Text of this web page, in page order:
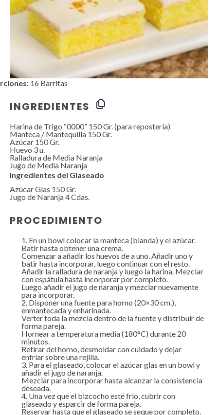
16 Barritas
INGREDIENTES
Harina de Trigo “0000” 150 Gr. (para repostería)
Manteca / Mantequilla 150 Gr.
Azúcar 150 Gr.
Huevo 3u.
Ralladura de Media Naranja
Jugo de Media Naranja
Ingredientes del Glaseado
Azúcar Glas 150 Gr.
Jugo de Naranja 4 Cdas.
PROCEDIMIENTO
En un bowl colocar la manteca (blanda) y el azúcar.
Batir hasta obtener una crema.
Comenzar a añadir los huevos de a uno. Añadir uno y
batir hasta incorporar, luego continuar con el resto.
Añadir la ralladura de naranja y luego la harina. Mezclar
con espátula hasta incorporar por completo.
Luego añadir el jugo de naranja y mezclar nuevamente
para incorporar.
Disponer una fuente para horno (20×30 cm.),
enmantecada y enharinada.
Verter toda la mezcla dentro de la fuente y distribuir de
forma pareja.
Hornear a temperatura media (180°C) durante 20
minutos.
Retirar del horno, desmoldar con cuidado y dejar
enfriar sobre una rejilla.
Para el glaseado, colocar el azúcar glas en un bowl y
añadir el jugo de naranja.
Mezclar para incorporar hasta alcanzar la consistencia
deseada.
Una vez que el bizcocho esté frio, cubrir con
glaseado y esparcir de forma pareja.
Reservar hasta que el glaseado se seque por completo.